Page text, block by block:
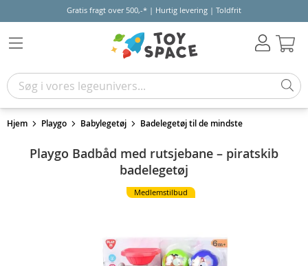
Gratis fragt over 500,-* | Hurtig levering | Toldfrit
Hjem Playgo Babylegetøj Badelegetøj til de mindste
Playgo Badbåd med rutsjebane – piratskib
badelegetøj
Medlemstilbud